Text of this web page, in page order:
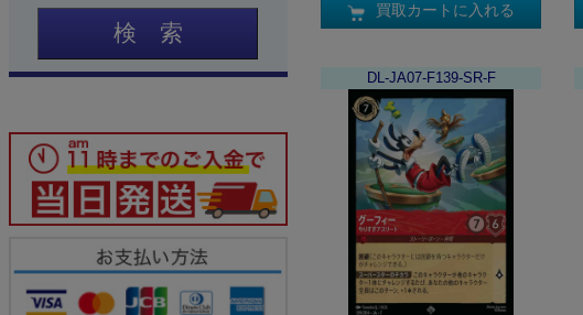
検 索
買取カートに入れる
DL-JA07-F139-SR-F